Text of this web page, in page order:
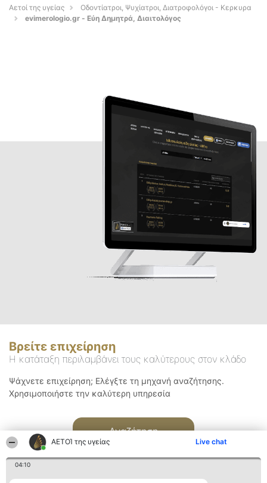
ΑΕΤΟΊ της υγείας Live chat
04:10
Αετοί της υγείας
Οδοντίατροι, Ψυχίατροι, Διατροφολόγοι - Κερκυρα
evimerologio.gr - Εύη Δημητρά, Διαιτολόγος
Βρείτε επιχείρηση
Η κατάταξη περιλαμβάνει τους καλύτερους στον κλάδο
Ψάχνετε επιχείρηση; Ελέγξτε τη μηχανή αναζήτησης.
Χρησιμοποιήστε την καλύτερη υπηρεσία
Αναζήτηση